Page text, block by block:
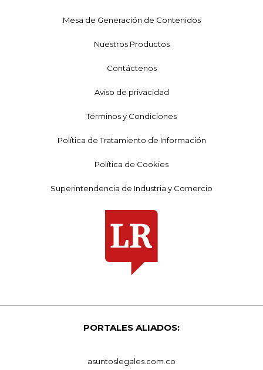
Mesa de Generación de Contenidos
Nuestros Productos
Contáctenos
Aviso de privacidad
Términos y Condiciones
Política de Tratamiento de Información
Política de Cookies
Superintendencia de Industria y Comercio
PORTALES ALIADOS:
asuntoslegales.com.co